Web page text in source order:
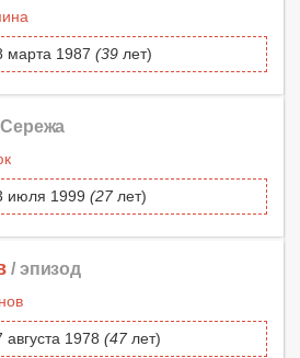
марта 1987 (39 лет)
июля 1999 (27лет)
/ эпизод
августа 1978 (47лет)